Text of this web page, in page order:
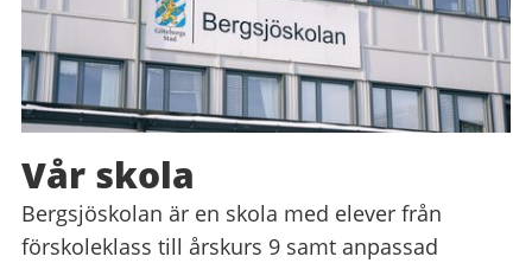
Vår skola
Bergsjöskolan är en skola med elever från
förskoleklass till årskurs 9 samt anpassad